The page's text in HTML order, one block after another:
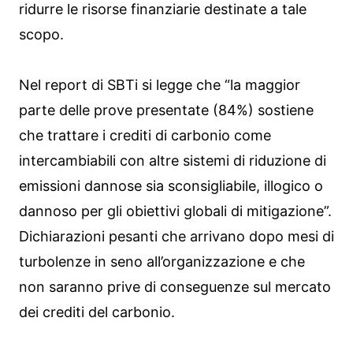
ridurre le risorse finanziarie destinate a tale
scopo.
Nel report di SBTi si legge che “la maggior
parte delle prove presentate (84%) sostiene
che trattare i crediti di carbonio come
intercambiabili con altre sistemi di riduzione di
emissioni dannose sia sconsigliabile, illogico o
dannoso per gli obiettivi globali di mitigazione”.
Dichiarazioni pesanti che arrivano dopo mesi di
turbolenze in seno all’organizzazione e che
non saranno prive di conseguenze sul mercato
dei crediti del carbonio.